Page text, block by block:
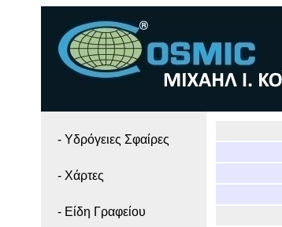
- Yδρόγειες Σφαίρες
- Χάρτες
- Είδη Γραφείου